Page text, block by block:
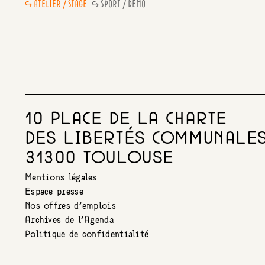
ATELIER / STAGE SPORT / DÉMO
10 PLACE DE LA CHARTE
DES LIBERTÉS
31300 TOULOUSE
Mentions légales
Espace presse
Nos offres d’emplois
Archives de l’Agenda
Politique de confidentialité